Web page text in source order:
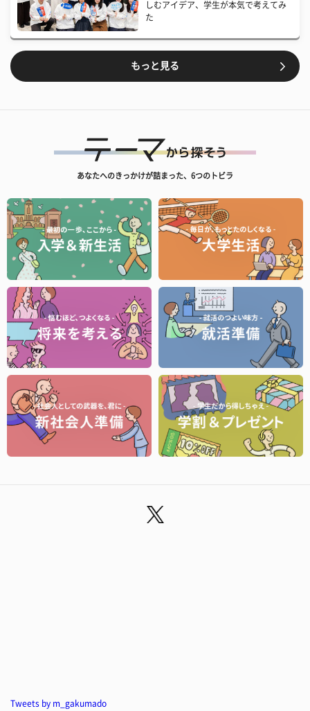
しむアイデア、学生が本気で考えてみ
た
もっと見る
あなたへのきっかけが詰まった、6つのトビラ
Tweets by m_gakumado